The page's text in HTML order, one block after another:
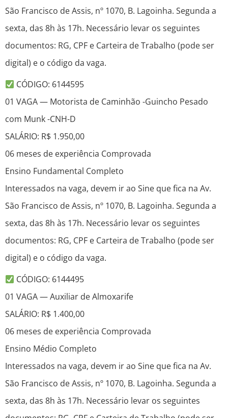
São Francisco de Assis, nº 1070, B. Lagoinha. Segunda a
sexta, das 8h às 17h. Necessário levar os seguintes
documentos: RG, CPF e Carteira de Trabalho (pode ser
digital) e o código da vaga.
CÓDIGO: 6144595
01 VAGA — Motorista de Caminhão -Guincho Pesado
com Munk -CNH-D
SALÁRIO: R$ 1.950,00
06 meses de experiência Comprovada
Ensino Fundamental Completo
Interessados na vaga, devem ir ao Sine que fica na Av.
São Francisco de Assis, nº 1070, B. Lagoinha. Segunda a
sexta, das 8h às 17h. Necessário levar os seguintes
documentos: RG, CPF e Carteira de Trabalho (pode ser
digital) e o código da vaga.
CÓDIGO: 6144495
01 VAGA — Auxiliar de Almoxarife
SALÁRIO: R$ 1.400,00
06 meses de experiência Comprovada
Ensino Médio Completo
Interessados na vaga, devem ir ao Sine que fica na Av.
São Francisco de Assis, nº 1070, B. Lagoinha. Segunda a
sexta, das 8h às 17h. Necessário levar os seguintes